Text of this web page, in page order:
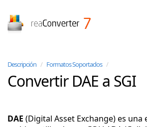
Descripción / Formatos Soportados /
Convertir DAE a SGI
DAE (Digital Asset Exchange) es una